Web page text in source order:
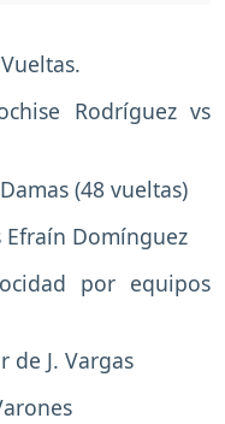
Rodríguez vs
(48 vueltas)
Efraín Domínguez
por equipos
de J. Vargas